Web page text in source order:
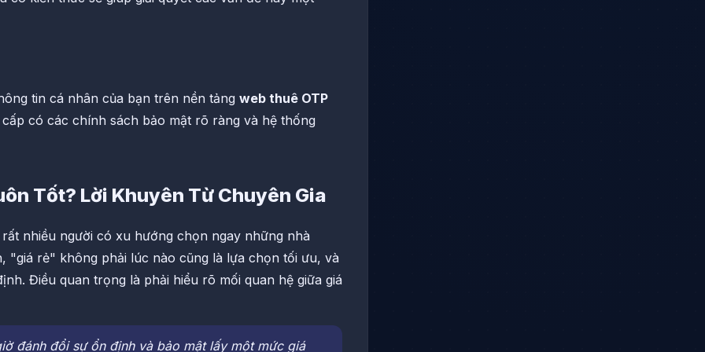
tin cá nhân của bạn trên nền tảng web thuê OTP
có các chính sách bảo mật rõ ràng và hệ thống
Tốt? Lời Khuyên Từ Chuyên Gia
nhiều người có xu hướng chọn ngay những nhà
"giá rẻ" không phải lúc nào cũng là lựa chọn tối ưu, và
Điều quan trọng là phải hiểu rõ mối quan hệ giữa giá
đánh đổi sự ổn định và bảo mật lấy một mức giá